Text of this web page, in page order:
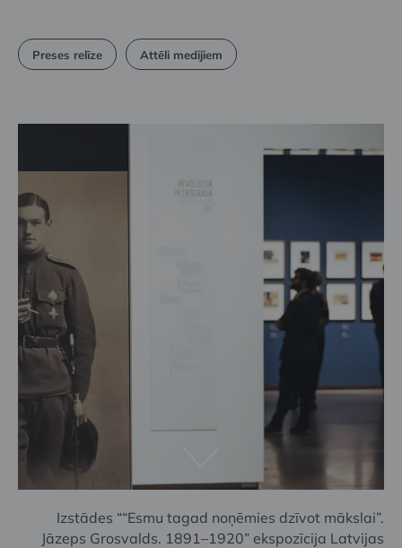
Preses relīze Attēli medijiem
Izstādes ““Esmu tagad noņēmies dzīvot mākslai”.
Jāzeps Grosvalds. 1891–1920” ekspozīcija Latvijas